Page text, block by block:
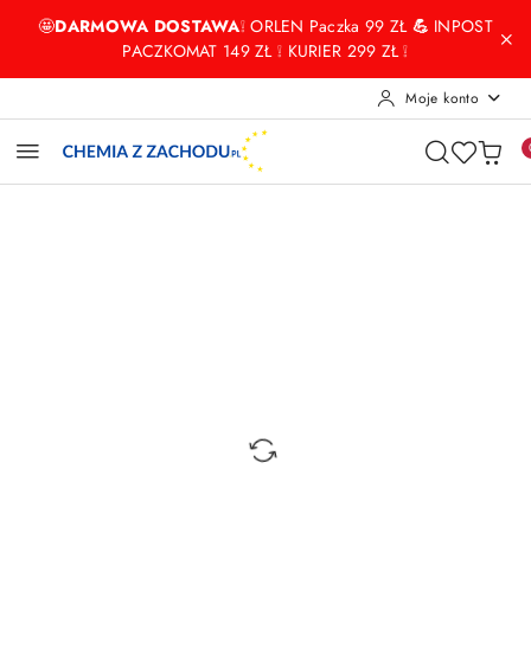
Przejdź do treści głównej
Przejdź do wyszukiwarki
Przejdź do moje konto
Przejdź do menu głównego
Przejdź do opisu produktu
Przejdź do stopki
🤩DARMOWA DOSTAWA❕ ORLEN Paczka 99 ZŁ💪 INPOST
PACZKOMAT 149 ZŁ ❕ KURIER 299 ZŁ ❕
Moje konto